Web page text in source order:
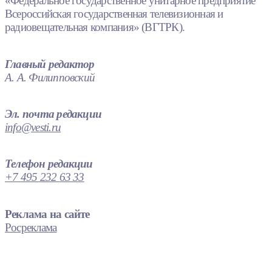
Всероссийская государственная телевизионная и
радиовещательная компания» (ВГТРК).
Главный редактор
А. А. Филипповский
Эл. почта редакции
info@vesti.ru
Телефон редакции
+7 495 232 63 33
Реклама на сайте
Росреклама